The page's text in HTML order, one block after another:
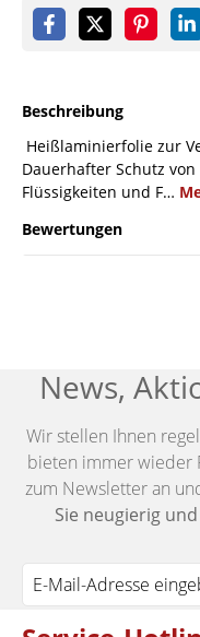
Beschreibung
Heißlaminierfolie zur
Dauerhafter Schutz
Flüssigkeiten und F…
Bewertungen
News,
Wir stellen Ihnen
bieten immer wieder
zum Newsletter an
Sie neugierig